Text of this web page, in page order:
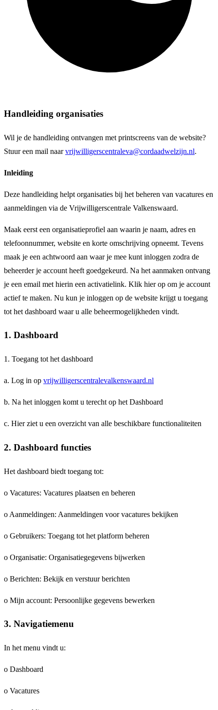
Handleiding organisaties
Wil je de handleiding ontvangen met printscreens van de website?
Stuur een mail naarvrijwilligerscentraleva@cordaadwelzijn.nl.
Inleiding
Deze handleiding helpt organisaties bij het beheren van vacatures en
aanmeldingen via de Vrijwilligerscentrale Valkenswaard.
Maak eerst een organisatieprofiel aan waarin je naam, adres en
telefoonnummer, website en korte omschrijving opneemt. Tevens
maak je een achtwoord aan waar je mee kunt inloggen zodra de
beheerder je account heeft goedgekeurd. Na het aanmaken ontvang
je een email met hierin een activatielink. Klik hier op om je account
actief te maken. Nu kun je inloggen op de website krijgt u toegang
tot het dashboard waar u alle beheermogelijkheden vindt.
1. Dashboard
1. Toegang tot het dashboard
a. Log in op vrijwilligerscentralevalkenswaard.nl
b. Na het inloggen komt u terecht op het Dashboard
c. Hier ziet u een overzicht van alle beschikbare functionaliteiten
2. Dashboard functies
Het dashboard biedt toegang tot:
o Vacatures: Vacatures plaatsen en beheren
o Aanmeldingen: Aanmeldingen voor vacatures bekijken
o Gebruikers: Toegang tot het platform beheren
o Organisatie: Organisatiegegevens bijwerken
o Berichten: Bekijk en verstuur berichten
o Mijn account: Persoonlijke gegevens bewerken
3. Navigatiemenu
In het menu vindt u:
o Dashboard
o Vacatures